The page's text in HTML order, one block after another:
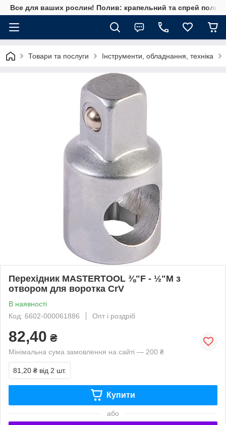
Все для ваших рослин! Полив: крапельний та спрей полив,
Товари та послуги Інструменти, обладнання, техніка
Перехідник MASTERTOOL ⅜"F - ½"M з
отвором для воротка CrV
В наявності
Код: 6602-000061886
Опт і роздріб
82,40 ₴
Мінімальна сума замовлення на сайті — 200 ₴
81,20 ₴ від 2 шт.
Купити
або